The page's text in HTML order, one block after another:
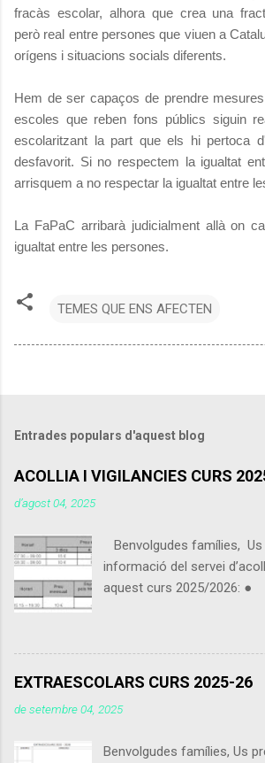
fracàs escolar, alhora que crea una
però real entre persones que viuen a
orígens i situacions socials diferents.
Hem de ser capaços de prendre
escoles que reben fons públics siguin
escolaritzant la part que els hi pertoca
desfavorit. Si no respectem la igualtat
arrisquem a no respectar la igualtat entre
La FaPaC arribarà judicialment allà on
igualtat entre les persones.
TEMES QUE ENS AFECTEN
Entrades populars d'aquest blog
ACOLLIA I VIGILANCIES CURS
d’agost 04, 2025
Benvolgudes famílies, Us
informació del servei
aquest curs 2025/2026:
setembre 2025. ● Els
de 07:30 a 09:00 podran
vigilància de dimecres
alumnes inscrits matí curt
EXTRAESCOLARS CURS 2025-26
de setembre 04, 2025
Benvolgudes famílies, Us